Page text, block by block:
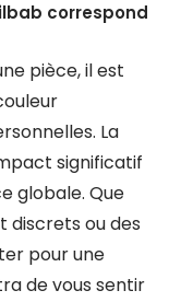
correspond
pièce, il est
La
significatif
globale. Que
discrets ou des
pour une
de vous sentir